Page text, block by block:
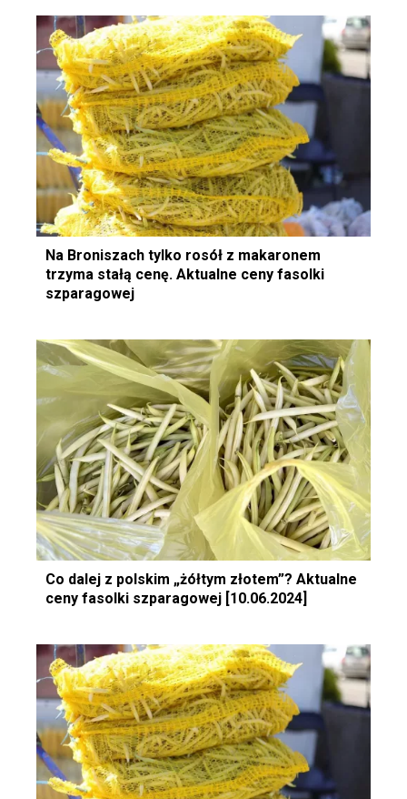
Na Broniszach tylko rosół z makaronem
trzyma stałą cenę. Aktualne ceny fasolki
szparagowej
Co dalej z polskim „żółtym złotem”? Aktualne
ceny fasolki szparagowej [10.06.2024]